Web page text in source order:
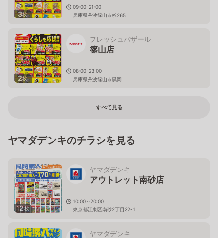
3枚
09:00-21:00
兵庫県丹波篠山市杉265
2枚
フレッシュバザール
篠山店
08:00-23:00
兵庫県丹波篠山市黒岡
すべて見る
ヤマダデンキのチラシを見る
12枚
ヤマダデンキ
アウトレット南砂店
10:00～20:00
東京都江東区南砂2丁目32-1
ヤマダデンキ